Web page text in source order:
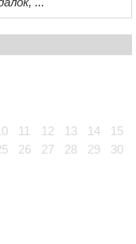
11 12 13 14
15
26 27 28 29
30